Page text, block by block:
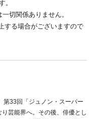
。
切関係ありません。
する場合がございますので
33回「ジュノン・スーパー
芸能界へ。その後、俳優とし